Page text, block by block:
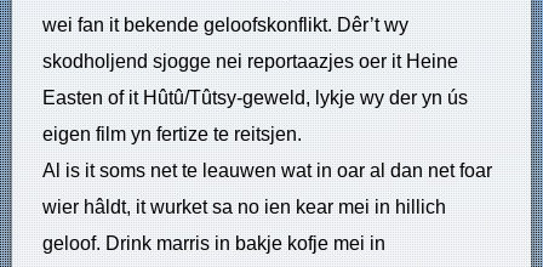
wei fan it bekende geloofskonflikt. Dêr’t wy
skodholjend sjogge nei reportaazjes oer it Heine
Easten of it Hûtû/Tûtsy-geweld, lykje wy der yn ús
eigen film yn fertize te reitsjen.
Al is it soms net te leauwen wat in oar al dan net foar
wier hâldt, it wurket sa no ien kear mei in hillich
geloof. Drink marris in bakje kofje mei in